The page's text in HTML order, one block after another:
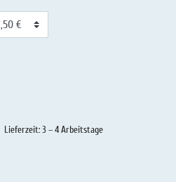
Lieferzeit: 3 – 4 Arbeitstage